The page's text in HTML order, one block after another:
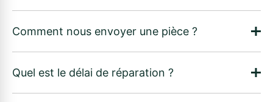
Comment nous envoyer une pièce ?
Quel est le délai de réparation ?